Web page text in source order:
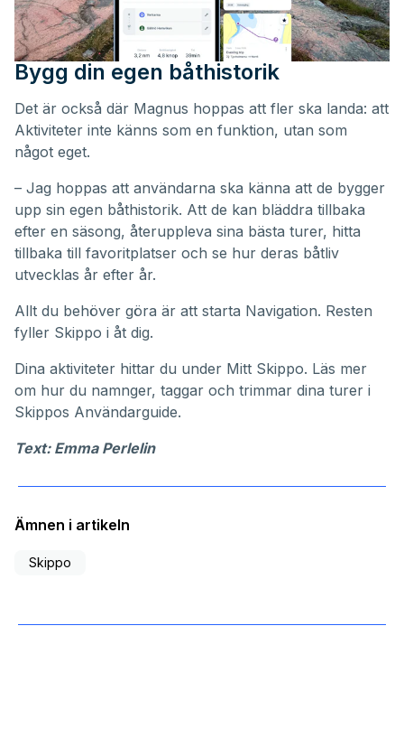
Bygg din egen båthistorik
Det är också där Magnus hoppas att fler ska landa: att
Aktiviteter inte känns som en funktion, utan som
något eget.
– Jag hoppas att användarna ska känna att de bygger
upp sin egen båthistorik. Att de kan bläddra tillbaka
efter en säsong, återuppleva sina bästa turer, hitta
tillbaka till favoritplatser och se hur deras båtliv
utvecklas år efter år.
Allt du behöver göra är att starta Navigation. Resten
fyller Skippo i åt dig.
Dina aktiviteter hittar du under Mitt Skippo. Läs mer
om hur du namnger, taggar och trimmar dina turer i
Skippos Användarguide.
Text: Emma Perlelin
Ämnen i artikeln
Skippo